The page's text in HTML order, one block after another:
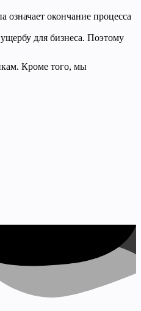
означает окончание процесса
для бизнеса. Поэтому
Кроме того, мы